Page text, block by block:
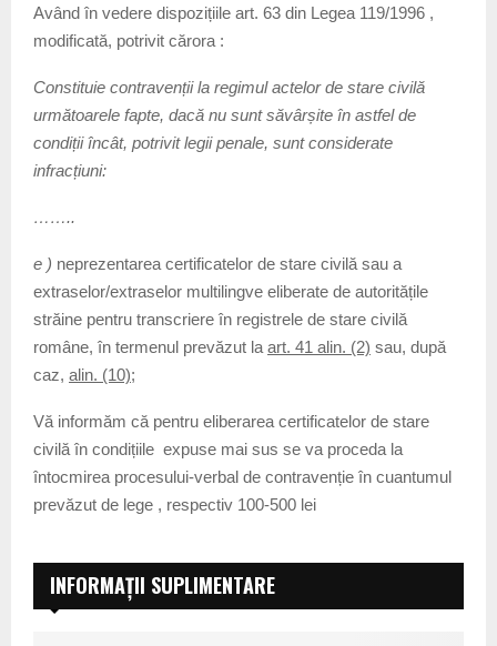
Având în vedere dispozițiile art. 63 din Legea 119/1996 ,
modificată, potrivit cărora :
Constituie contravenții la regimul actelor de stare civilă
următoarele fapte, dacă nu sunt săvârșite în astfel de
condiții încât, potrivit legii penale, sunt considerate
infracțiuni:
……..
e ) neprezentarea certificatelor de stare civilă sau a
extraselor/extraselor multilingve eliberate de autoritățile
străine pentru transcriere în registrele de stare civilă
române, în termenul prevăzut la art. 41 alin. (2) sau, după
caz, alin. (10);
Vă informăm că pentru eliberarea certificatelor de stare
civilă în condițiile expuse mai sus se va proceda la
întocmirea procesului-verbal de contravenție în cuantumul
prevăzut de lege , respectiv 100-500 lei
INFORMAȚII SUPLIMENTARE